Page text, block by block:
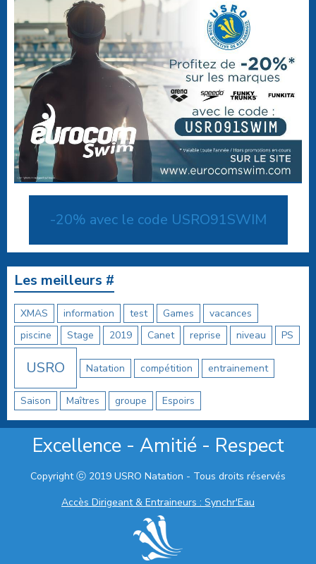
-20% avec le code USRO91SWIM
Les meilleurs #
XMAS information test Games
vacances
piscine
Stage 2019 Canet reprise niveau PS
USRO Natation compétition entrainement
Saison Maîtres groupe Espoirs
Excellence - Amitié - Respect
Copyright ⓒ 2019 USRO Natation - Tous droits réservés
Accès Dirigeant & Entraineurs : Synchr'Eau